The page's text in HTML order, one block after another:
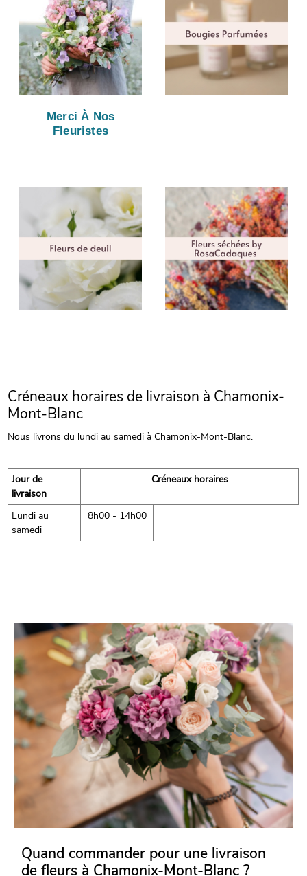
Merci À Nos
Fleuristes
Créneaux horaires de livraison à Chamonix-
Mont-Blanc
Nous livrons du lundi au samedi à Chamonix-Mont-Blanc.
Jour de
livraison
Créneaux horaires
Lundi au
samedi
8h00 - 14h00
Quand commander pour une livraison
de fleurs à Chamonix-Mont-Blanc ?